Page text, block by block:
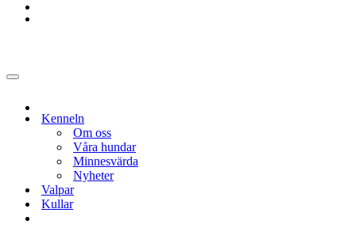
Navigeringsmeny
Kenneln
Om oss
Våra hundar
Minnesvärda
Nyheter
Valpar
Kullar